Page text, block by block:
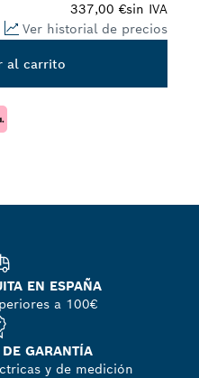
337,00 €sin IVA
Ver historial de precios
al carrito
EN ESPAÑA
a 100€
GARANTÍA
y de medición